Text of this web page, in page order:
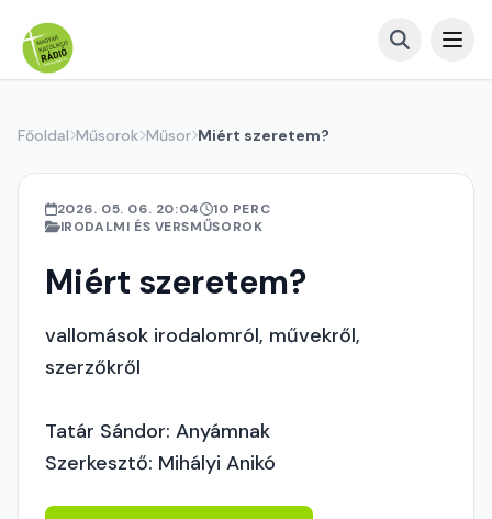
Főoldal Műsorok Műsor Miért szeretem?
2026. 05. 06. 20:04
10 PERC
IRODALMI ÉS VERSMŰSOROK
Miért szeretem?
vallomások irodalomról, művekről,
szerzőkről
Tatár Sándor: Anyámnak
Szerkesztő: Mihályi Anikó